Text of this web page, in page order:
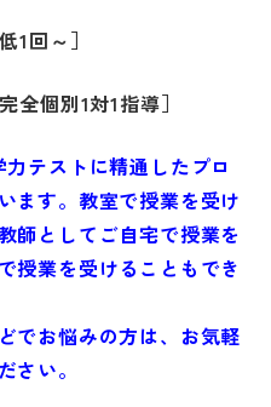
の方はこちら
回～］
個別1対1指導］
テストに精通したプロ
ます。教室で授業を受け
師としてご自宅で授業を
授業を受けることもでき
でお悩みの方は、お気軽
さい。